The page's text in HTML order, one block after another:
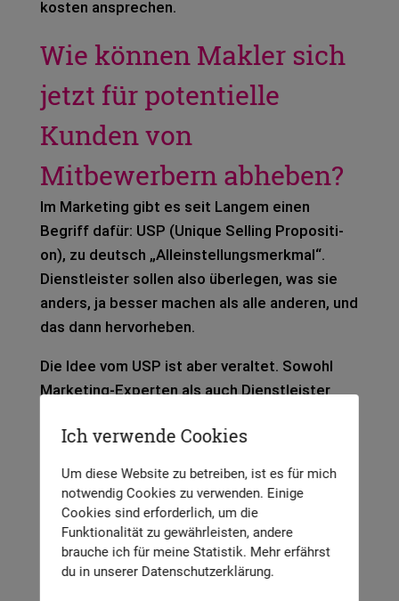
kos­ten anspre­chen.
Wie können Makler sich
jetzt für potentielle
Kunden von
Mitbewerbern abheben?
Im Mar­ke­ting gibt es seit Lan­gem einen
Begriff dafür: USP (Uni­que Sel­ling Pro­po­si­ti­
on), zu deutsch „Allein­stel­lungs­merk­mal“.
Dienst­leis­ter sol­len also über­le­gen, was sie
anders, ja bes­ser machen als alle ande­ren, und
das dann her­vor­he­ben.
Die Idee vom USP ist aber ver­al­tet. Sowohl
Mar­ke­ting-Exper­ten als auch Dienst­leis­ter
nicht erfüll­bar ist. Allein in Ber­lin gibt es rund
Wie sol­len die denn alle ein Allein­stel­lungs­
merk­mal aus dem Ärmel schüt­teln?
Der USP wird seit eini­gen Jah­ren ersetzt
Ich verwende Cookies
Um diese Website zu betreiben, ist es für mich
notwendig Cookies zu verwenden. Einige
Cookies sind erforderlich, um die
Funktionalität zu gewährleisten, andere
brauche ich für meine Statistik. Mehr erfährst
du in unserer Datenschutzerklärung.